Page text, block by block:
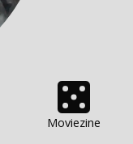
Moviezine